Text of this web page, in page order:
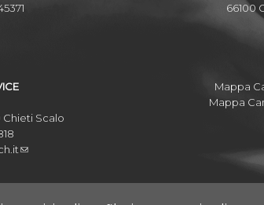
66100
Chieti Scalo
Mappa
Mappa